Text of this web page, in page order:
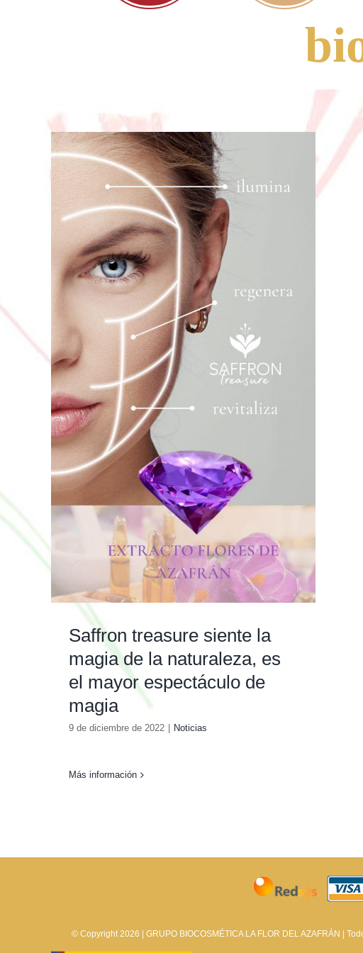
Saffron treasure siente la
magia de la naturaleza, es
el mayor espectáculo de
magia
9 de diciembre de 2022 Noticias
Más información
© Copyright 2026 | GRUPO BIOCOSMÉTICA LA FLOR DEL AZAFRÁN |